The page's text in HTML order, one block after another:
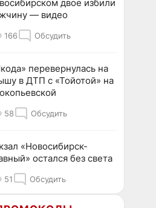
двое избили
— видео
166 Обсудить
перевернулась на
в ДТП с «Тойотой» на
58 Обсудить
«Новосибирск-
остался без света
51 Обсудить